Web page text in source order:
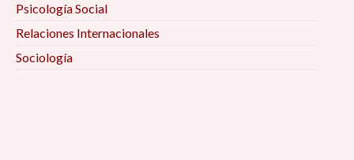
Psicología Social
Relaciones Internacionales
Sociología